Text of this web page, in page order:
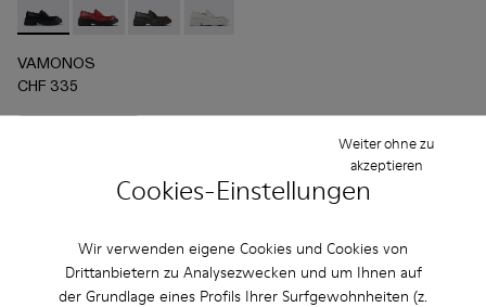
Cookies-Einstellungen
Wir verwenden eigene Cookies und Cookies von
Drittanbietern zu Analysezwecken und um Ihnen auf
der Grundlage eines Profils Ihrer Surfgewohnheiten (z.
Weiter ohne zu
akzeptieren
VAMONOS - A500023-009 - Schwarzer Lederloafer
VAMONOS - A500023-018
VAMONOS - A500023-017
VAMONOS - A500023-016
VAMONOS
CHF 335